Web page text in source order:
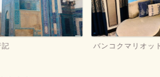
バンコクマリオット系